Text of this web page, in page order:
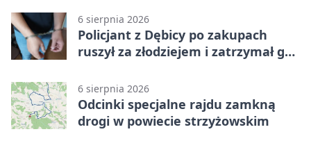
6 sierpnia 2026
Policjant z Dębicy po zakupach
ruszył za złodziejem i zatrzymał go
6 sierpnia 2026
Odcinki specjalne rajdu zamkną
drogi w powiecie strzyżowskim